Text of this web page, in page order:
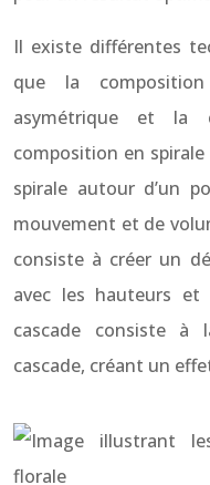
Il existe différentes
que la
asymétrique et la
composition en
spirale autour d’un
mouvement et de
consiste à créer un
avec les hauteurs et
cascade consiste à
cascade, créant un